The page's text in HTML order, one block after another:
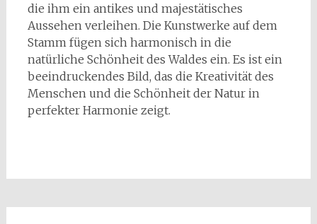
die ihm ein antikes und majestätisches
Aussehen verleihen. Die Kunstwerke auf dem
Stamm fügen sich harmonisch in die
natürliche Schönheit des Waldes ein. Es ist ein
beeindruckendes Bild, das die Kreativität des
Menschen und die Schönheit der Natur in
perfekter Harmonie zeigt.